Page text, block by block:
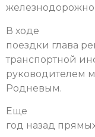
В ходе
поездки глава
транспортной
руководителем
Родневым.
Еще
год назад